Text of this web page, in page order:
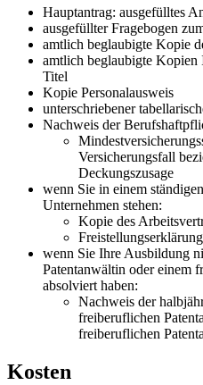
Hauptantrag: ausgefülltes
ausgefüllter Fragebogen
amtlich beglaubigte Kopie
amtlich beglaubigte Kopien
Titel
Kopie Personalausweis
unterschriebener
Nachweis der
Versicherungsfall
Deckungszusage
wenn Sie in einem
Unternehmen stehen:
Kopie des
wenn Sie Ihre Ausbildung
Patentanwältin oder einem
absolviert haben:
Nachweis der
freiberuflichen
freiberuflichen
Kosten